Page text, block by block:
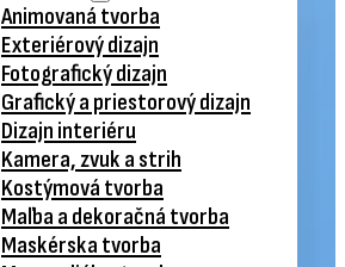
Animovaná tvorba
Exteriérový dizajn
Fotografický dizajn
Grafický a priestorový dizajn
Dizajn interiéru
Kamera, zvuk a strih
Kostýmová tvorba
Maľba a dekoračná tvorba
Maskérska tvorba